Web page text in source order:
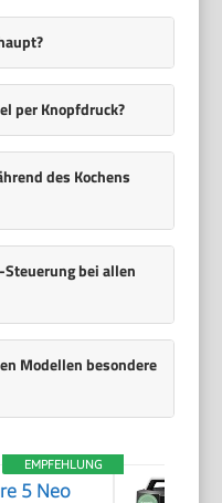
per Knopfdruck?
des Kochens
bei allen
Modellen besondere
EMPFEHLUNG
5 Neo